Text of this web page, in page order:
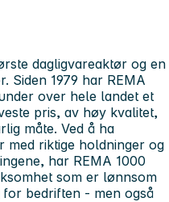
dagligvareaktør og en
Siden 1979 har REMA
over hele landet et
pris, av høy kvalitet,
måte. Ved å ha
med riktige holdninger og
har REMA 1000
som er lønnsom
bedriften - men også